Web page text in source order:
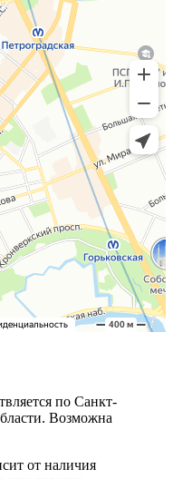
по Санкт-
Возможна
от наличия